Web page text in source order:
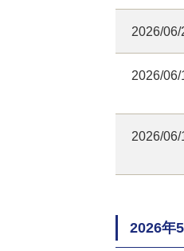
2026/06/
2026/06/
2026/06/
2026年5